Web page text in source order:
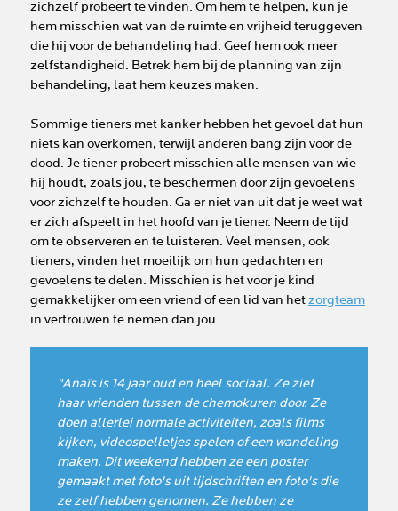
zichzelf probeert te vinden. Om hem te helpen, kun je
hem misschien wat van de ruimte en vrijheid teruggeven
die hij voor de behandeling had. Geef hem ook meer
zelfstandigheid. Betrek hem bij de planning van zijn
behandeling, laat hem keuzes maken.
Sommige tieners met kanker hebben het gevoel dat hun
niets kan overkomen, terwijl anderen bang zijn voor de
dood. Je tiener probeert misschien alle mensen van wie
hij houdt, zoals jou, te beschermen door zijn gevoelens
voor zichzelf te houden. Ga er niet van uit dat je weet wat
er zich afspeelt in het hoofd van je tiener. Neem de tijd
om te observeren en te luisteren. Veel mensen, ook
tieners, vinden het moeilijk om hun gedachten en
gevoelens te delen. Misschien is het voor je kind
gemakkelijker om een vriend of een lid van hetzorgteam
in vertrouwen te nemen dan jou.
"Anaïs is 14 jaar oud en heel sociaal. Ze ziet
haar vrienden tussen de chemokuren door. Ze
doen allerlei normale activiteiten, zoals films
kijken, videospelletjes spelen of een wandeling
maken. Dit weekend hebben ze een poster
gemaakt met foto's uit tijdschriften en foto's die
ze zelf hebben genomen. Ze hebben ze